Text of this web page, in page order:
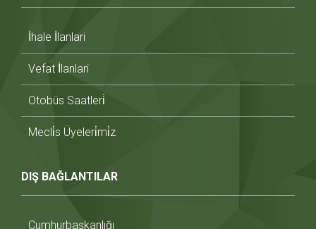
İhale İlanlari
Vefat İlanlari
Otobüs Saatleri̇
Mecli̇s Üyeleri̇mi̇z
DIŞ BAĞLANTILAR
Cumhurbaşkanlığı